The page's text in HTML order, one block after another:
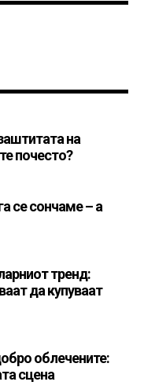
на
почесто?
се сончаме – а
тренд:
да купуваат
облечените:
сцена